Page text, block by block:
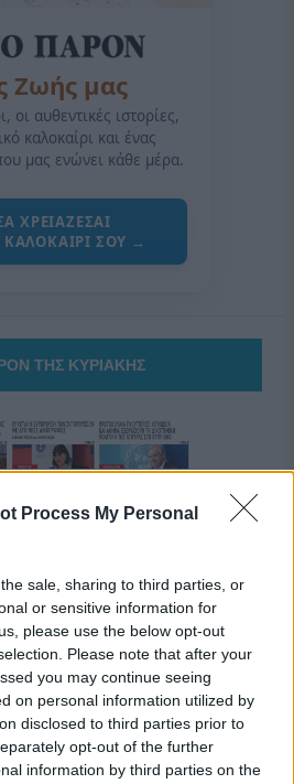
Process My Personal
sale, sharing to third parties, or
or sensitive information for
please use the below opt-out
Please note that after your
you may continue seeing
on personal information utilized by
disclosed to third parties prior to
opt-out of the further
information by third parties on the
Ζωής μας
οι αυθεντικές ιστορίες,
καλοκαίρι και ένας
μας ενώνει κάθε μέρα.
ΧΡΕΙΑΖΕΣΑΙ
ΚΑΛΟΚΑΙΡΙ ΣΟΥ →
ΤΗΣ ΚΥΡΙΑΚΗΣ